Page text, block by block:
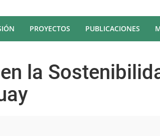
PROYECTOS PUBLICACIONES
la